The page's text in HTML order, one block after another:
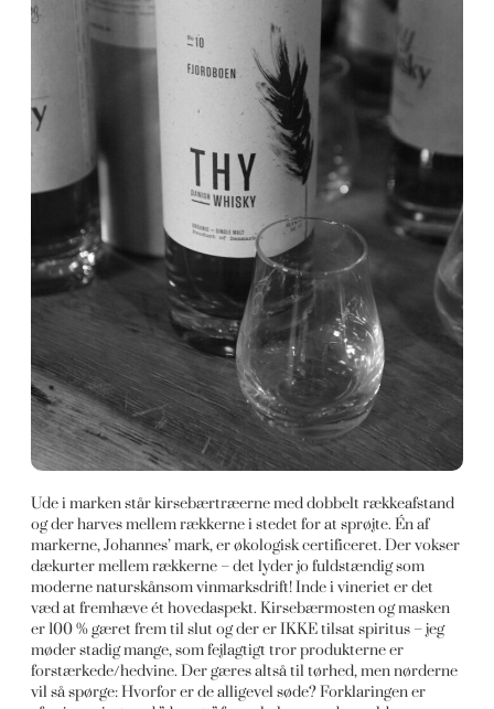
Ude i marken står kirsebærtræerne med dobbelt rækkeafstand
og der harves mellem rækkerne i stedet for at sprøjte. Én af
markerne, Johannes’ mark, er økologisk certificeret. Der vokser
dækurter mellem rækkerne – det lyder jo fuldstændig som
moderne naturskånsom vinmarksdrift! Inde i vineriet er det
væd at fremhæve ét hovedaspekt. Kirsebærmosten og masken
er 100 % gæret frem til slut og der er IKKE tilsat spiritus – jeg
møder stadig mange, som fejlagtigt tror produkterne er
forstærkede/hedvine. Der gæres altså til tørhed, men nørderne
vil så spørge: Hvorfor er de alligevel søde? Forklaringen er